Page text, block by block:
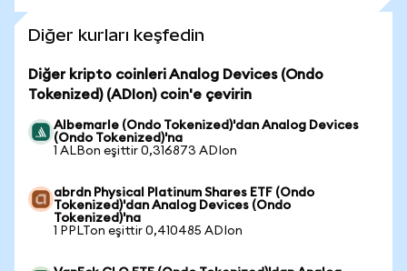
Diğer kurları keşfedin
Diğer kripto coinleri Analog Devices (Ondo
Tokenized) (ADIon) coin'e çevirin
Albemarle (Ondo Tokenized)'dan Analog Devices
(Ondo Tokenized)'na
1 ALBon eşittir 0,316873 ADIon
abrdn Physical Platinum Shares ETF (Ondo
Tokenized)'dan Analog Devices (Ondo
Tokenized)'na
1 PPLTon eşittir 0,410485 ADIon